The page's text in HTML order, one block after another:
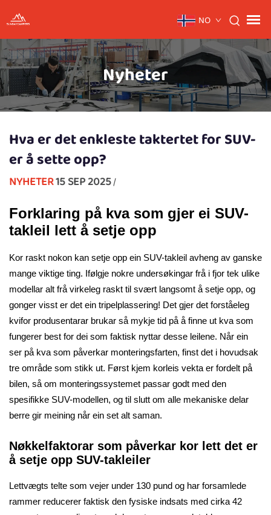
NO
Nyheter
Hva er det enkleste taktertet for SUV-
er å sette opp?
NYHETER15 SEP 2025/
Forklaring på kva som gjer ei SUV-
takleil lett å setje opp
Kor raskt nokon kan setje opp ein SUV-takleil avheng av ganske
mange viktige ting. Ifølgje nokre undersøkingar frå i fjor tek ulike
modellar alt frå virkeleg raskt til svært langsomt å setje opp, og
gonger visst er det ein tripelplassering! Det gjer det forståeleg
kvifor produsentarar brukar så mykje tid på å finne ut kva som
fungerer best for dei som faktisk nyttar desse leilene. Når ein
ser på kva som påverkar monteringsfarten, finst det i hovudsak
tre område som stikk ut. Først kjem korleis vekta er fordelt på
bilen, så om monteringssystemet passar godt med den
spesifikke SUV-modellen, og til slutt om alle mekaniske delar
berre gir meining når ein set alt saman.
Nøkkelfaktorar som påverkar kor lett det er
å setje opp SUV-takleiler
Lettvægts telte som vejer under 130 pund og har forsamlede
rammer reducerer faktisk den fysiske indsats med cirka 42